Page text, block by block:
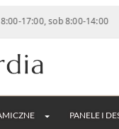
sob 8:00-14:00 |
PANELE I